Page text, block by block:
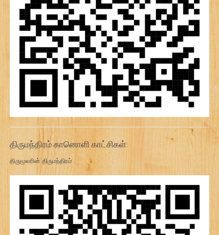
திருமந்திரம் கானொளி காட்சிகள்:
திருமூலரின் திருமந்திரம்